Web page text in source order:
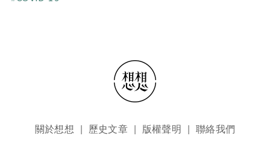
頁尾選單關於想想 歷史文章 版權聲明 聯絡我們